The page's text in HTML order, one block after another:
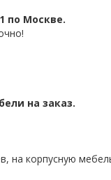
по Москве.
на заказ.
на корпусную